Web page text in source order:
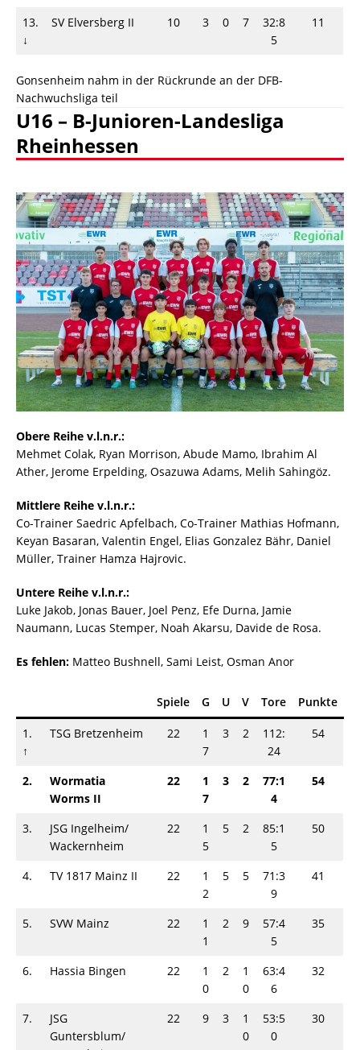
13.
↓
SV Elversberg II 10 3 0 7
32:8
5
11
Gonsenheim nahm in der Rückrunde an der DFB-
Nachwuchsliga teil
U16 – B-Junioren-Landesliga
Rheinhessen
Obere Reihe v.l.n.r.:
Mehmet Colak, Ryan Morrison, Abude Mamo, Ibrahim Al
Ather, Jerome Erpelding, Osazuwa Adams, Melih Sahingöz.
Mittlere Reihe v.l.n.r.:
Co-Trainer Saedric Apfelbach, Co-Trainer Mathias Hofmann,
Keyan Basaran, Valentin Engel, Elias Gonzalez Bähr, Daniel
Müller, Trainer Hamza Hajrovic.
Untere Reihe v.l.n.r.:
Luke Jakob, Jonas Bauer, Joel Penz, Efe Durna, Jamie
Naumann, Lucas Stemper, Noah Akarsu, Davide de Rosa.
Es fehlen: Matteo Bushnell, Sami Leist, Osman Anor
Spiele G U V Tore Punkte
1.
↑
TSG Bretzenheim 22
1
7
3 2
112:
24
54
2.
Wormatia
Worms II
22
1
7
3 2
77:1
4
54
3.
JSG Ingelheim/
Wackernheim
22
1
5
5 2
85:1
5
50
4. TV 1817 Mainz II 22
1
2
5 5
71:3
9
41
5. SVW Mainz 22
1
1
2 9
57:4
5
35
6. Hassia Bingen 22
1
0
2
1
0
63:4
6
32
7.
JSG
Guntersblum/
22 9 3
1
0
53:5
0
30